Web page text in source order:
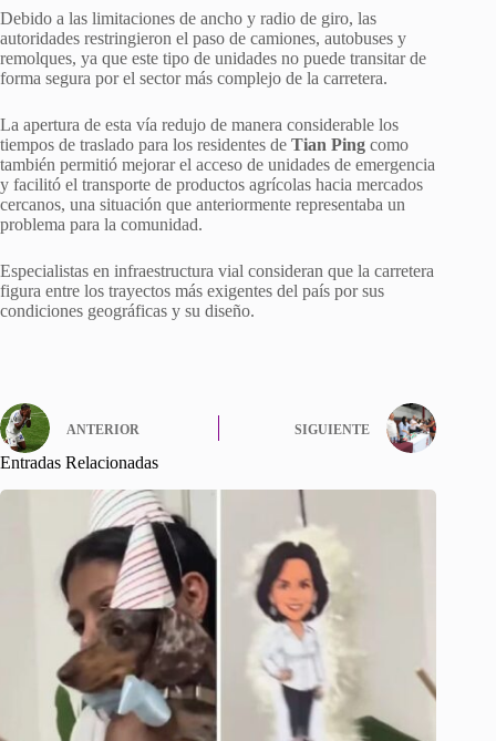
Debido a las limitaciones de ancho y radio de giro, las
autoridades restringieron el paso de camiones, autobuses y
remolques, ya que este tipo de unidades no puede transitar de
forma segura por el sector más complejo de la carretera.
La apertura de esta vía redujo de manera considerable los
tiempos de traslado para los residentes de Tian Ping como
también permitió mejorar el acceso de unidades de emergencia
y facilitó el transporte de productos agrícolas hacia mercados
cercanos, una situación que anteriormente representaba un
problema para la comunidad.
Especialistas en infraestructura vial consideran que la carretera
figura entre los trayectos más exigentes del país por sus
condiciones geográficas y su diseño.
ANTERIOR SIGUIENTE
Entradas Relacionadas